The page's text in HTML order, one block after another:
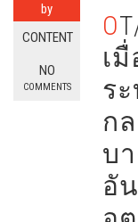
by
CONTENT
NO
COMMENTS
OT/IT Convergence:
เ
ร
ก
บ
อั